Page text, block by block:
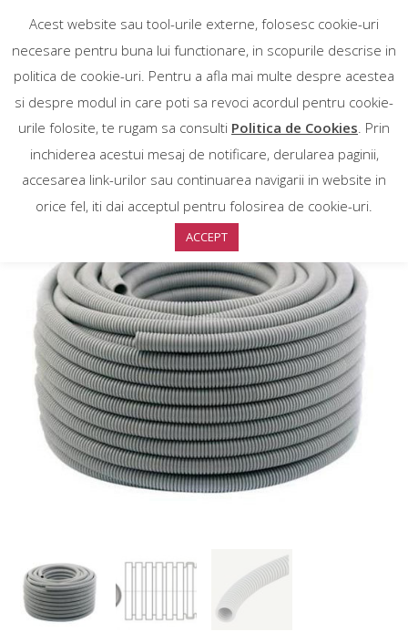
Acest website sau tool-urile externe, folosesc cookie-uri
necesare pentru buna lui functionare, in scopurile descrise in
politica de cookie-uri. Pentru a afla mai multe despre acestea
si despre modul in care poti sa revoci acordul pentru cookie-
urile folosite, te rugam sa consulti Politica de Cookies. Prin
inchiderea acestui mesaj de notificare, derularea paginii,
accesarea link-urilor sau continuarea navigarii in website in
orice fel, iti dai acceptul pentru folosirea de cookie-uri.
ACCEPT